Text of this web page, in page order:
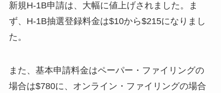
新規H-1B申請は、大幅に値上げされました。ま
ず、H-1B抽選登録料金は$10から$215になりまし
た。
また、基本申請料金はペーパー・ファイリングの
場合は$780に、オンライン・ファイリングの場合